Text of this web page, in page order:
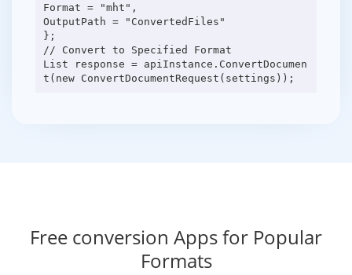
Format = "mht",
OutputPath = "ConvertedFiles"
};
// Convert to Specified Format
List response = apiInstance.ConvertDocumen
Free conversion Apps for Popular
Formats